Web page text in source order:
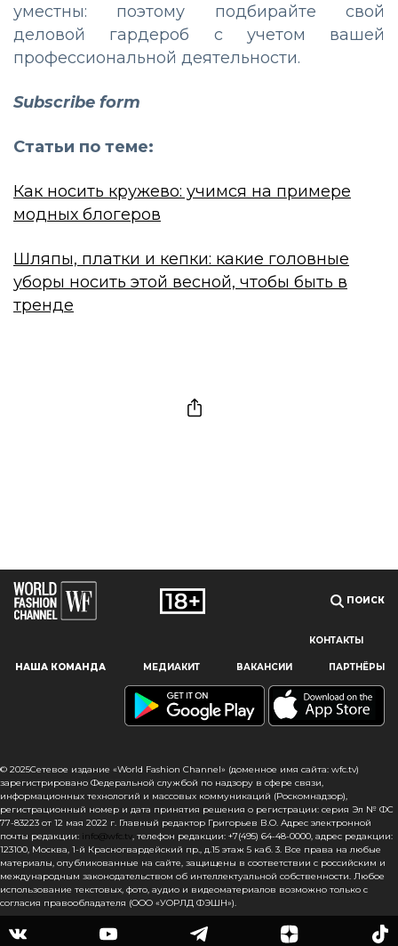
Наш сайт использует файлы cookie и похожие технологии,
пользователям, предоставляя персонализированную
информацию, запоминая предпочтения в области
сайта, вы подтверждаете свое согласие на использование
файлов cookie в соответствии с настоящим уведомлением
в отношении данного типа файлов. Если вы не согласны
с тем, чтобы мы использовали данный тип файлов,
то вы должны соответствующим образом установить
настройки вашего браузера или не использовать сайт wfc.tv
уместны: поэтому подбирайте свой
деловой гардероб с учетом вашей
профессиональной деятельности.
Subscribe form
Статьи по теме:
Как носить кружево: учимся на примере
модных блогеров
Шляпы, платки и кепки: какие головные
уборы носить этой весной, чтобы быть в
тренде
ПОИСК
КОНТАКТЫ
НАША КОМАНДА МЕДИАКИТ ВАКАНСИИ ПАРТНЁРЫ
© 2025Сетевое издание «World Fashion Channel» (доменное имя сайта: wfc.tv)
зарегистрировано Федеральной службой по надзору в сфере связи,
информационных технологий и массовых коммуникаций (Роскомнадзор),
регистрационный номер и дата принятия решения о регистрации: серия Эл № ФС
77-83223 от 12 мая 2022 г. Главный редактор Григорьев В.О. Адрес электронной
почты редакции: info@wfc.tv, телефон редакции: +7(495) 64-48-0000, адрес редакции:
123100, Москва, 1-й Красногвардейский пр., д.15 этаж 5 каб. 3. Все права на любые
материалы, опубликованные на сайте, защищены в соответствии с российским и
международным законодательством об интеллектуальной собственности. Любое
использование текстовых, фото, аудио и видеоматериалов возможно только с
согласия правообладателя (ООО «УОРЛД ФЭШН»).